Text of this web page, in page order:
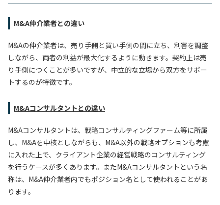
M&A仲介業者との違い
M&Aの仲介業者は、売り手側と買い手側の間に立ち、利害を調整
しながら、両者の利益が最大化するように動きます。契約上は売
り手側につくことが多いですが、中立的な立場から双方をサポー
トするのが特徴です。
M&Aコンサルタントとの違い
M&Aコンサルタントは、戦略コンサルティングファーム等に所属
し、M&Aを中核としながらも、M&A以外の戦略オプションも考慮
に入れた上で、クライアント企業の経営戦略のコンサルティング
を行うケースが多くあります。またM&Aコンサルタントという名
称は、M&A仲介業者内でもポジション名として使われることがあ
ります。